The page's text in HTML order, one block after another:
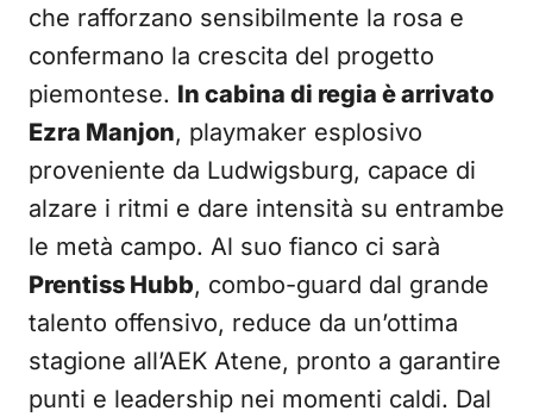
che rafforzano sensibilmente la rosa e
confermano la crescita del progetto
piemontese. In cabina di regia è arrivato
Ezra Manjon, playmaker esplosivo
proveniente da Ludwigsburg, capace di
alzare i ritmi e dare intensità su entrambe
le metà campo. Al suo fianco ci sarà
Prentiss Hubb, combo-guard dal grande
talento offensivo, reduce da un’ottima
stagione all’AEK Atene, pronto a garantire
punti e leadership nei momenti caldi. Dal